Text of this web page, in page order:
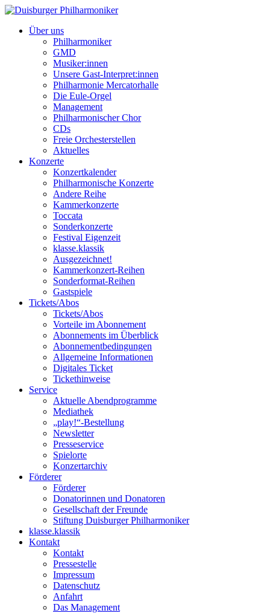
Über uns
Philharmoniker
GMD
Musiker:innen
Unsere Gast-Interpret:innen
Philharmonie Mercatorhalle
Die Eule-Orgel
Management
Philharmonischer Chor
CDs
Freie Orchesterstellen
Aktuelles
Konzerte
Konzertkalender
Philharmonische Konzerte
Andere Reihe
Kammerkonzerte
Toccata
Sonderkonzerte
Festival Eigenzeit
klasse.klassik
Ausgezeichnet!
Kammerkonzert-Reihen
Sonderformat-Reihen
Gastspiele
Tickets/Abos
Tickets/Abos
Vorteile im Abonnement
Abonnements im Überblick
Abonnement­bedingungen
Allgemeine Informationen
Digitales Ticket
Ticket­hinweise
Service
Aktuelle Abendprogramme
Mediathek
„play!“-Bestellung
Newsletter
Presseservice
Spielorte
Konzertarchiv
Förderer
Förderer
Donatorinnen und Donatoren
Gesellschaft der Freunde
Stiftung Duisburger Philharmoniker
klasse.klassik
Kontakt
Kontakt
Pressestelle
Impressum
Datenschutz
Anfahrt
Das Management